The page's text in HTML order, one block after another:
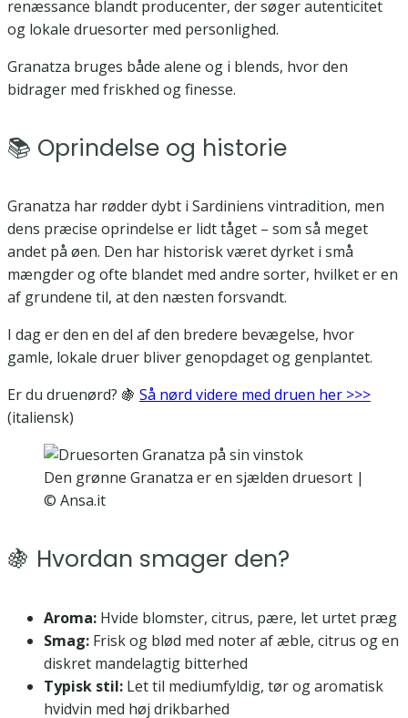
renæssance blandt producenter, der søger autenticitet
og lokale druesorter med personlighed.
Granatza bruges både alene og i blends, hvor den
bidrager med friskhed og finesse.
📚 Oprindelse og historie
Granatza har rødder dybt i Sardiniens vintradition, men
dens præcise oprindelse er lidt tåget – som så meget
andet på øen. Den har historisk været dyrket i små
mængder og ofte blandet med andre sorter, hvilket er en
af grundene til, at den næsten forsvandt.
I dag er den en del af den bredere bevægelse, hvor
gamle, lokale druer bliver genopdaget og genplantet.
Er du druenørd? 🍇 Så nørd videre med druen her >>>
(italiensk)
Den grønne Granatza er en sjælden druesort |
© Ansa.it
🍇 Hvordan smager den?
Aroma: Hvide blomster, citrus, pære, let urtet præg
Smag: Frisk og blød med noter af æble, citrus og en
diskret mandelagtig bitterhed
Typisk stil: Let til mediumfyldig, tør og aromatisk
hvidvin med høj drikbarhed